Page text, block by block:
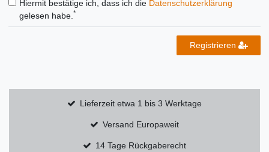
Hiermit bestätige ich, dass ich die Daten­schutz­erklärung
gelesen habe. *
Registrieren
Lieferzeit etwa 1 bis 3 Werktage
Versand Europaweit
14 Tage Rückgaberecht